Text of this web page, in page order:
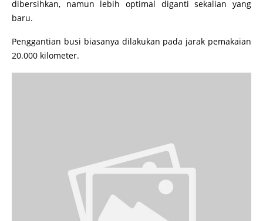
dibersihkan, namun lebih optimal diganti sekalian yang
baru.
Penggantian busi biasanya dilakukan pada jarak pemakaian
20.000 kilometer.